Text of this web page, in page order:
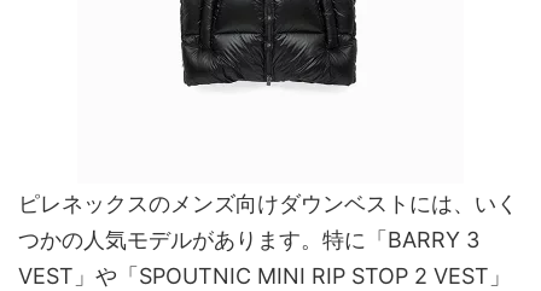
ピレネックスのメンズ向けダウンベストには、いく
つかの人気モデルがあります。特に「BARRY 3
VEST」や「SPOUTNIC MINI RIP STOP 2 VEST」